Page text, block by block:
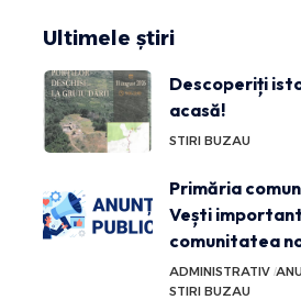
Ultimele știri
Descoperiți
acasă!
STIRI BUZAU
Primăria
Vești
comunitatea
ADMINISTRATIV
STIRI BUZAU